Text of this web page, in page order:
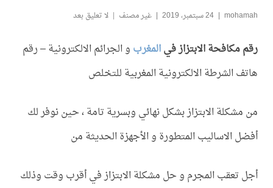
mohamah 24 سبتمبر، 2019 غير مصنف لا تعليق بعد
رقم مكافحة الابتزاز فيالمغرب و الجرائم الالكترونية – رقم
هاتف الشرطة الالكترونية المغربية للتخلص
من مشكلة الابتزاز بشكل نهائي وبسرية تامة ، حين نوفر لك
أفضل الاساليب المتطورة و الأجهزة الحديثة من
أجل تعقب المجرم و حل مشكلة الابتزاز في أقرب وقت وذلك